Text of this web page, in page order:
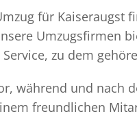
für Kaiseraugst
Umzugsfirmen
zu dem
während und nach
freundlichen